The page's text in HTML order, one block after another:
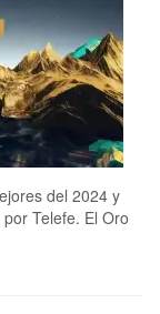
del 2024 y
Telefe. El Oro